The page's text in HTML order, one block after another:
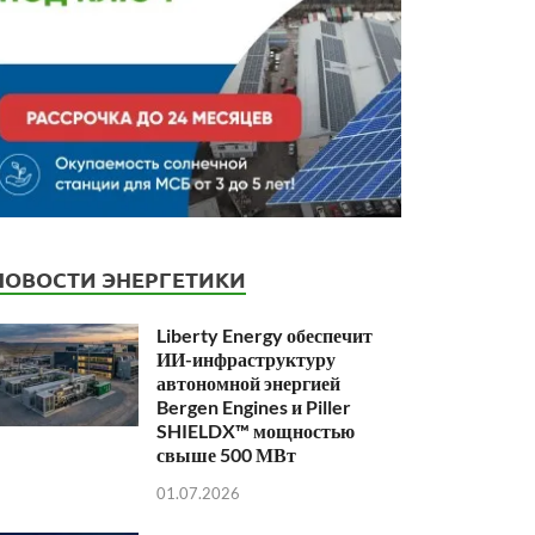
ЭНЕРГЕТИКИ
Liberty Energy обеспечит
ИИ-инфраструктуру
автономной энергией
Bergen Engines и Piller
SHIELDX™ мощностью
свыше 500 МВт
01.07.2026